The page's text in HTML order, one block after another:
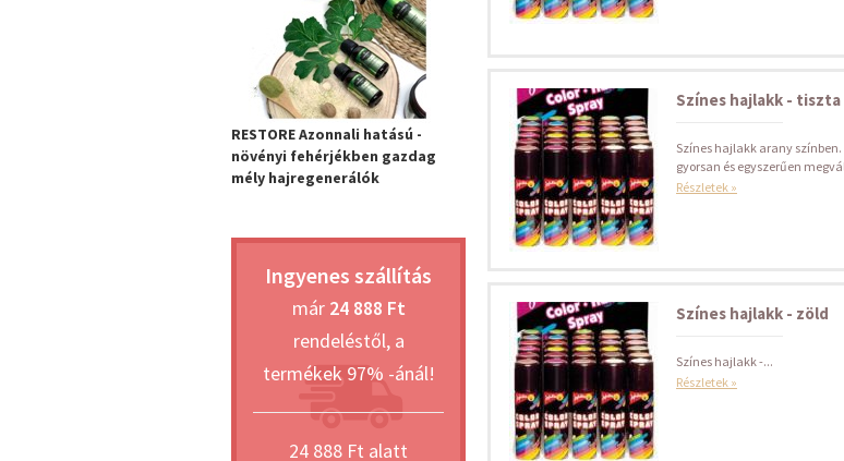
Színes hajlakk - tiszta
Színes hajlakk arany
gyorsan és egyszerűen
Részletek »
Színes hajlakk - zöld
Színes hajlakk -...
Részletek »
RESTORE Azonnali hatású -
növényi fehérjékben gazdag
mély hajregenerálók
Ingyenes szállítás
már 24 888 Ft
rendeléstől, a
termékek 97% -ánál!
24 888 Ft alatt